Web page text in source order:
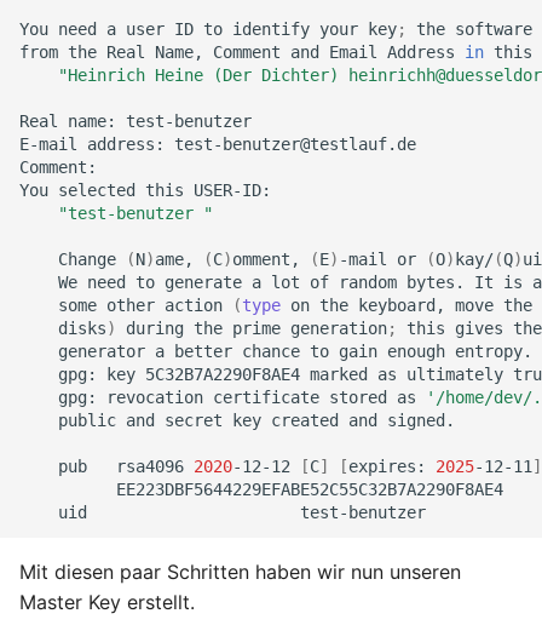
You need a user ID to identify your key; the software
from the Real Name, Comment and Email Address in this
"Heinrich Heine (Der Dichter)
Real name:
test-benutzer
E-mail
address:
test-benutzer@testlauf.de
Comment:
You selected this
"test-benutzer "
Change (N)ame, (C)omment, (E) -mail or (O) kay/(Q)
We need to generate a lot of random bytes. It is
a
some other action (type on the keyboard, move the
disks) during the prime generation; this gives
the
generator a better chance to gain enough
gpg:
key 5C32B7A2290F8AE4 marked as
ultimately
gpg:
revocation certificate stored as
'/home/dev/
public and secret key created and signed.
pub rsa4096 2020-12-12 [C] [expires: 2025-12-11 ]
uid
test-benutzer
Mit diesen paar Schritten haben wir nun unseren
Master Key erstellt.